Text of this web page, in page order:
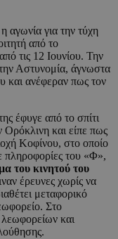
αγωνία για την τύχη
από το
τις 12 Ιουνίου. Την
Αστυνομία, άγνωστα
και ανέφεραν πως τον
έφυγε από το σπίτι
και είπε πως
Κοφίνου, στο οποίο
του «Φ»,
του κινητού του
έρευνες χωρίς να
μεταφορικό
Στο
λεωφορείων και